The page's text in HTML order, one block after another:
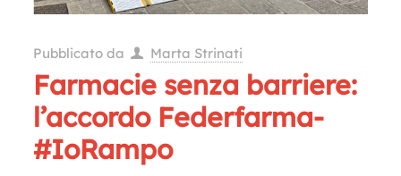
Pubblicato da Marta Strinati
Farmacie senza barriere:
l’accordo Federfarma-
#IoRampo